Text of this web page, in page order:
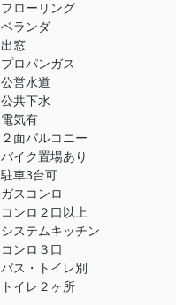
フローリング
ベランダ
出窓
プロパンガス
公営水道
公共下水
電気有
２面バルコニー
バイク置場あり
駐車3台可
ガスコンロ
コンロ２口以上
システムキッチン
コンロ３口
バス・トイレ別
トイレ２ヶ所